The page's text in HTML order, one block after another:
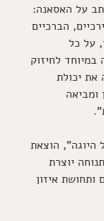
על האסאנה:
הברכיים
על כל
במיוחד לחיזוק
את יכולת
ומביאה
היוגה", הוצאת
יוצרת
ותחושת איזון